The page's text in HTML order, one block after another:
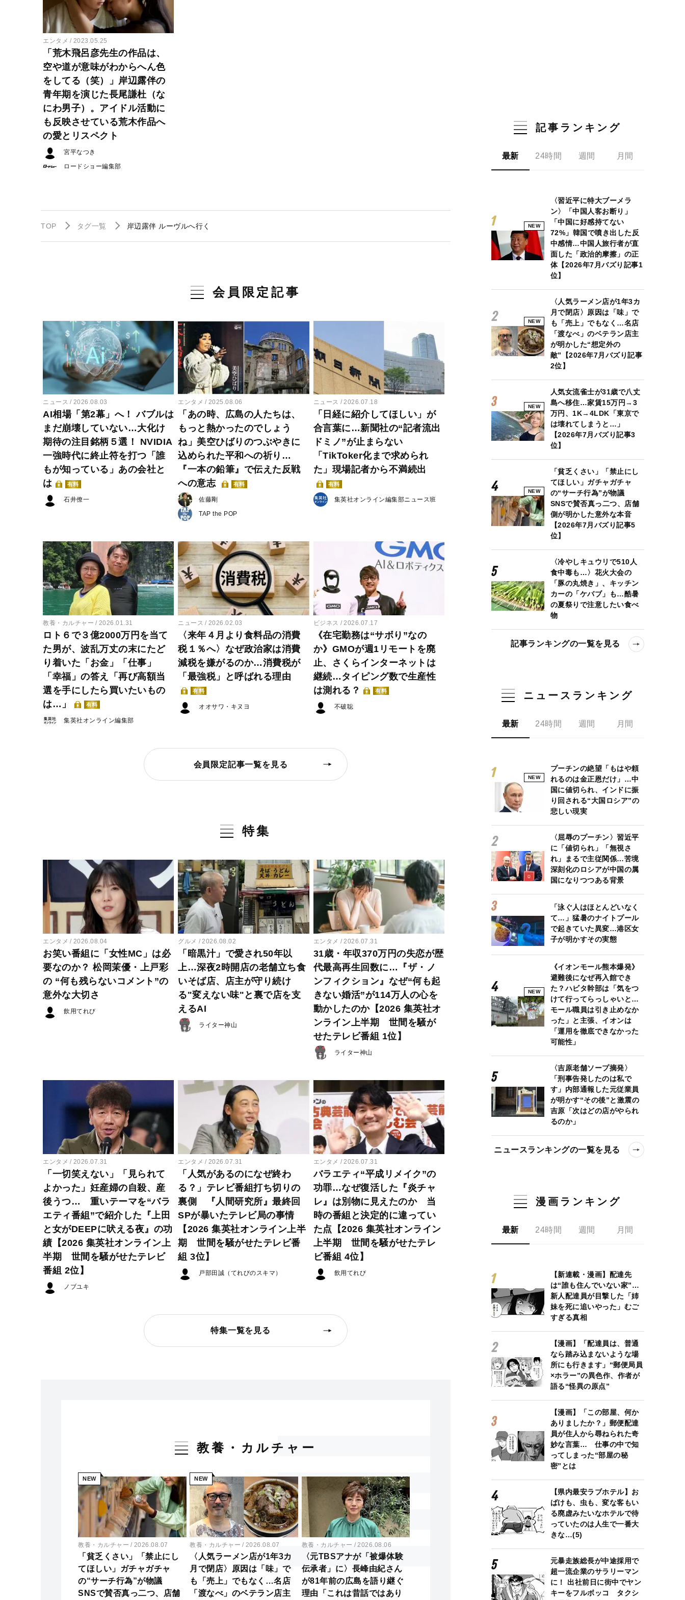
エンタメ 2023.05.25
「荒木飛呂彦先生の作品は、
空や道が意味がわからへん色
をしてる（笑）」岸辺露伴の
青年期を演じた長尾謙杜（な
にわ男子）。アイドル活動に
も反映させている荒木作品へ
の愛とリスペクト
宮平なつき
ロードショー編集部
TOP タグ一覧 岸辺露伴 ルーヴルへ行く
会員限定記事
ニュース 2026.08.03
AI相場「第2幕」へ！ バブルは
まだ崩壊していない…大化け
期待の注目銘柄５選！ NVIDIA
一強時代に終止符を打つ「誰
もが知っている」あの会社と
は
有料
石井僚一
エンタメ 2025.08.06
「あの時、広島の人たちは、
もっと熱かったのでしょう
ね」美空ひばりのつぶやきに
込められた平和への祈り…
『一本の鉛筆』で伝えた反戦
への意志
有料
佐藤剛
TAP the POP
ニュース 2026.07.18
「日経に紹介してほしい」が
合言葉に…新聞社の“記者流出
ドミノ”が止まらない
「TikToker化まで求められ
た」現場記者から不満続出
有料
集英社オンライン編集部ニュース班
教養・カルチャー 2026.01.31
ロト６で３億2000万円を当て
た男が、波乱万丈の末にたど
り着いた「お金」「仕事」
「幸福」の答え「再び高額当
選を手にしたら買いたいもの
は…」
有料
集英社オンライン編集部
ニュース 2026.02.03
〈来年４月より食料品の消費
税１％へ〉なぜ政治家は消費
減税を嫌がるのか…消費税が
「最強税」と呼ばれる理由
有料
オオサワ・キヌヨ
ビジネス 2026.07.17
《在宅勤務は“サボり”なの
か》GMOが週1リモートを廃
止、さくらインターネットは
継続…タイピング数で生産性
は測れる？
有料
不破聡
会員限定記事一覧を見る
特集
エンタメ 2026.08.04
お笑い番組に「女性MC」は必
要なのか？ 松岡茉優・上戸彩
の “何も残らないコメント”の
意外な大切さ
飲用てれび
グルメ 2026.08.02
「暗黒汁」で愛され50年以
上…深夜2時開店の老舗立ち食
いそば店、店主が守り続け
る"変えない味"と裏で店を支
えるAI
ライター神山
エンタメ 2026.07.31
31歳・年収370万円の失恋が歴
代最高再生回数に…『ザ・ノ
ンフィクション』なぜ“何も起
きない婚活”が114万人の心を
動かしたのか【2026 集英社オ
ンライン上半期 世間を騒が
せたテレビ番組 1位】
ライター神山
エンタメ 2026.07.31
「一切笑えない」「見られて
よかった」妊産婦の自殺、産
後うつ… 重いテーマを“バラ
エティ番組”で紹介した『上田
と女がDEEPに吠える夜』の功
績【2026 集英社オンライン上
半期 世間を騒がせたテレビ
番組 2位】
ノブユキ
エンタメ 2026.07.31
「人気があるのになぜ終わ
る？」テレビ番組打ち切りの
裏側 『人間研究所』最終回
SPが暴いたテレビ局の事情
【2026 集英社オンライン上半
期 世間を騒がせたテレビ番
組 3位】
戸部田誠（てれびのスキマ）
エンタメ 2026.07.31
バラエティ“平成リメイク”の
功罪…なぜ復活した『炎チャ
レ』は別物に見えたのか 当
時の番組と決定的に違ってい
た点【2026 集英社オンライン
上半期 世間を騒がせたテレ
ビ番組 4位】
飲用てれび
特集一覧を見る
教養・カルチャー
NEW
教養・カルチャー 2026.08.07
「貧乏くさい」「禁止にし
てほしい」ガチャガチャ
の“サーチ行為”が物議
SNSで賛否真っ二つ、店舗
NEW
教養・カルチャー 2026.08.07
〈人気ラーメン店が1年3カ
月で閉店〉原因は「味」で
も「売上」でもなく…名店
「渡なべ」のベテラン店主
教養・カルチャー 2026.08.06
〈元TBSアナが「被爆体験
伝承者」に〉長峰由紀さん
が81年前の広島を語り継ぐ
理由「これは昔話ではあり
記事ランキング
最新 24時間 週間 月間
NEW
〈習近平に特大ブーメラ
ン〉「中国人客お断り」
「中国に好感持てない
72%」韓国で噴き出した反
中感情…中国人旅行者が直
面した「政治的摩擦」の正
体【2026年7月バズり記事1
位】
NEW
〈人気ラーメン店が1年3カ
月で閉店〉原因は「味」で
も「売上」でもなく…名店
「渡なべ」のベテラン店主
が明かした“想定外の
敵”【2026年7月バズり記事
2位】
NEW
人気女流雀士が31歳で八丈
島へ移住…家賃15万円→3
万円、1K→4LDK「東京で
は壊れてしまうと…」
【2026年7月バズり記事3
位】
NEW
「貧乏くさい」「禁止にし
てほしい」ガチャガチャ
の“サーチ行為”が物議
SNSで賛否真っ二つ、店舗
側が明かした意外な本音
【2026年7月バズり記事5
位】
〈冷やしキュウリで510人
食中毒も…〉花火大会の
「豚の丸焼き」、キッチン
カーの「ケバブ」も…酷暑
の夏祭りで注意したい食べ
物
記事ランキングの一覧を見る
ニュースランキング
最新 24時間 週間 月間
NEW
プーチンの絶望「もはや頼
れるのは金正恩だけ」…中
国に値切られ、インドに振
り回される“大国ロシア”の
悲しい現実
〈屈辱のプーチン〉習近平
に「値切られ」「無視さ
れ」まるで主従関係…苦境
深刻化のロシアが中国の属
国になりつつある背景
「泳ぐ人はほとんどいなく
て…」猛暑のナイトプール
で起きていた異変…港区女
子が明かすその実態
NEW
《イオンモール熊本爆発》
避難後になぜ再入館でき
た？ハビタ幹部は「気をつ
けて行ってらっしゃいと…
モール職員は引き止めなか
った」と主張、イオンは
「運用を徹底できなかった
可能性」
〈吉原老舗ソープ摘発〉
「刑事告発したのは私で
す」内部通報した元従業員
が明かす“その後”と激震の
吉原「次はどの店がやられ
るのか」
ニュースランキングの一覧を見る
漫画ランキング
最新 24時間 週間 月間
【新連載・漫画】配達先
は“誰も住んでいない家”…
新人配達員が目撃した「姉
妹を死に追いやった」むご
すぎる真相
【漫画】「配達員は、普通
なら踏み込まないような場
所にも行きます」“郵便局員
×ホラー”の異色作、作者が
語る“怪異の原点”
【漫画】「この部屋、何か
ありましたか？」郵便配達
員が住人から尋ねられた奇
妙な言葉… 仕事の中で知
ってしまった“部屋の秘
密”とは
【県内最安ラブホテル】お
ばけも、虫も、変な客もい
る廃虚みたいなホテルで待
っていたのは人生で一番大
きな…(5)
元暴走族総長が中途採用で
超一流企業のサラリーマン
に！ 出社前日に街中でヤン
キーをフルボッコ タクシ